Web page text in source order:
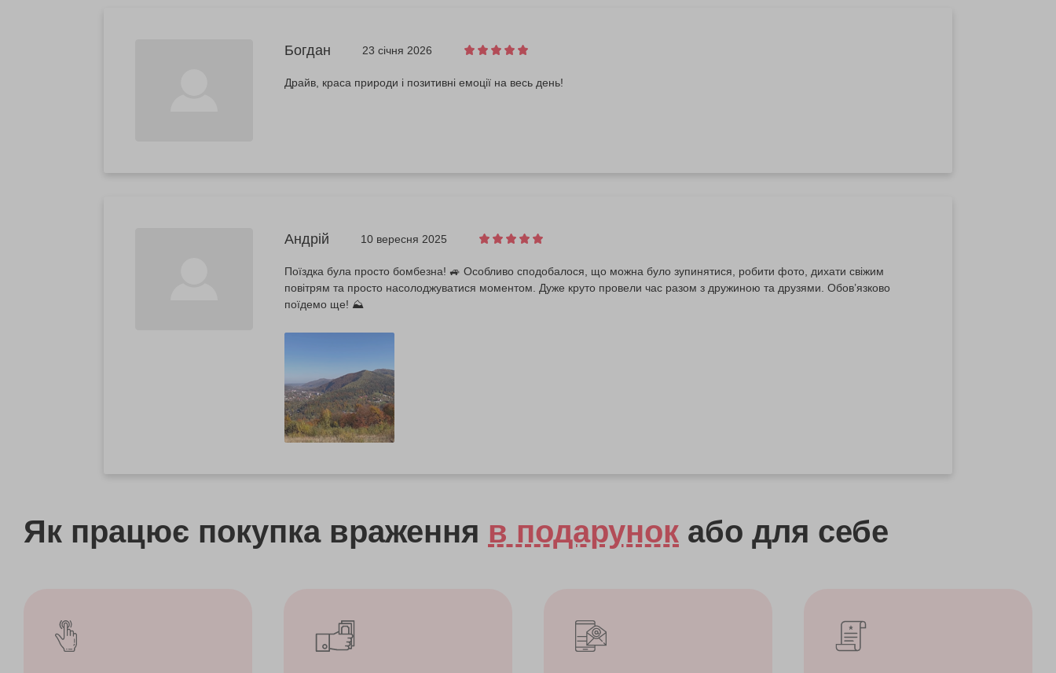
Богдан 23 січня 2026
Драйв, краса природи і позитивні емоції на весь день!
Андрій 10 вересня 2025
Поїздка була просто бомбезна! 🚙 Особливо сподобалося, що можна було зупинятися, робити фото, дихати свіжим
повітрям та просто насолоджуватися моментом. Дуже круто провели час разом з дружиною та друзями. Обов’язково
поїдемо ще! ⛰️
Як працює покупка враження в подарунок або для себе